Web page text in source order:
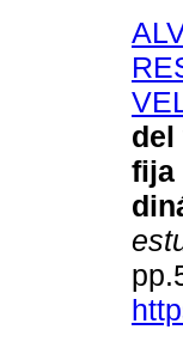
del
fija